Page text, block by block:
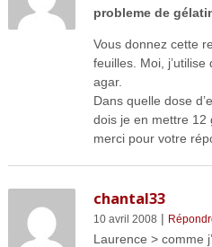
probleme de
Vous donnez cette
feuilles. Moi,
agar.
Dans quelle dose
dois je en mettre 12
merci pour votre
chantal33
10 avril 2008 |
Laurence > comme